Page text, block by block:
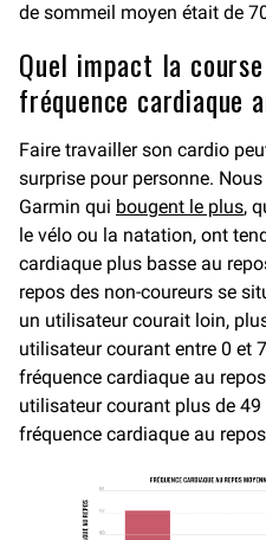
de sommeil moyen était de
Quel impact la
fréquence cardiaque
Faire travailler son cardio
surprise pour personne.
Garmin qui bougent le plus,
le vélo ou la natation, ont
cardiaque plus basse au
repos des non-coureurs se
un utilisateur courait loin,
utilisateur courant entre 0 et
fréquence cardiaque au
utilisateur courant plus de
fréquence cardiaque au